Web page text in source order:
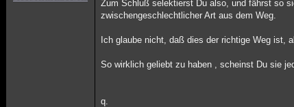
Zum Schluß selektierst Du also, und fährst so
zwischengeschlechtlicher Art aus dem Weg.
Ich glaube nicht, daß dies der richtige Weg ist,
So wirklich geliebt zu haben , scheinst Du sie
q.